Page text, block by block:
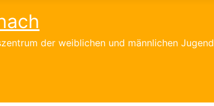
der weiblichen und männlichen Jugend